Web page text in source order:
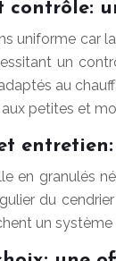
contrôle:
uniforme car
un
au
petites et
en granulés
du
un